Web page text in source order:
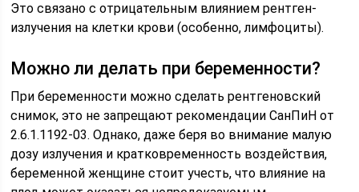
Это связано с отрицательным влиянием рентген-
излучения на клетки крови (особенно, лимфоциты).
Можно ли делать при беременности?
При беременности можно сделать рентгеновский
снимок, это не запрещают рекомендации СанПиН от
2.6.1.1192-03. Однако, даже беря во внимание малую
дозу излучения и кратковременность воздействия,
беременной женщине стоит учесть, что влияние на